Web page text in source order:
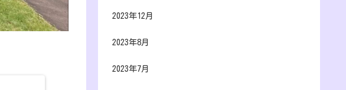
2023年12月
2023年8月
2023年7月